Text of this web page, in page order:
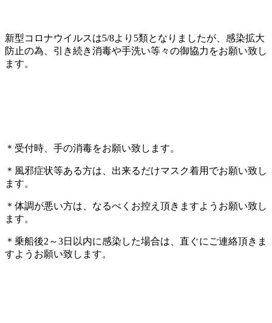
新型コロナウイルスは5/8より5類となりましたが、感染拡大
防止の為、引き続き消毒や手洗い等々の御協力をお願い致し
ます。
＊受付時、手の消毒をお願い致します。
＊風邪症状等ある方は、出来るだけマスク着用でお願い致し
ます。
＊体調が悪い方は、なるべくお控え頂きますようお願い致し
ます。
＊乗船後2～3日以内に感染した場合は、直ぐにご連絡頂きま
すようお願い致します。